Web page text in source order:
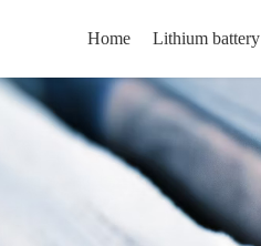
Home Lithium battery